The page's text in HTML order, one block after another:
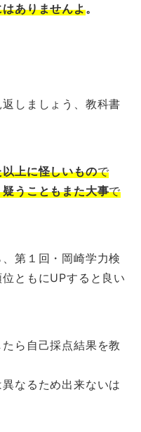
ありませんよ。
しましょう、教科書
上に怪しいもので
うこともまた大事で
第１回・岡崎学力検
ともにUPすると良い
ら自己採点結果を教
異なるため出来ないは